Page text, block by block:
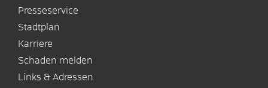
Presseservice
Stadtplan
Karriere
Schaden melden
Links & Adressen